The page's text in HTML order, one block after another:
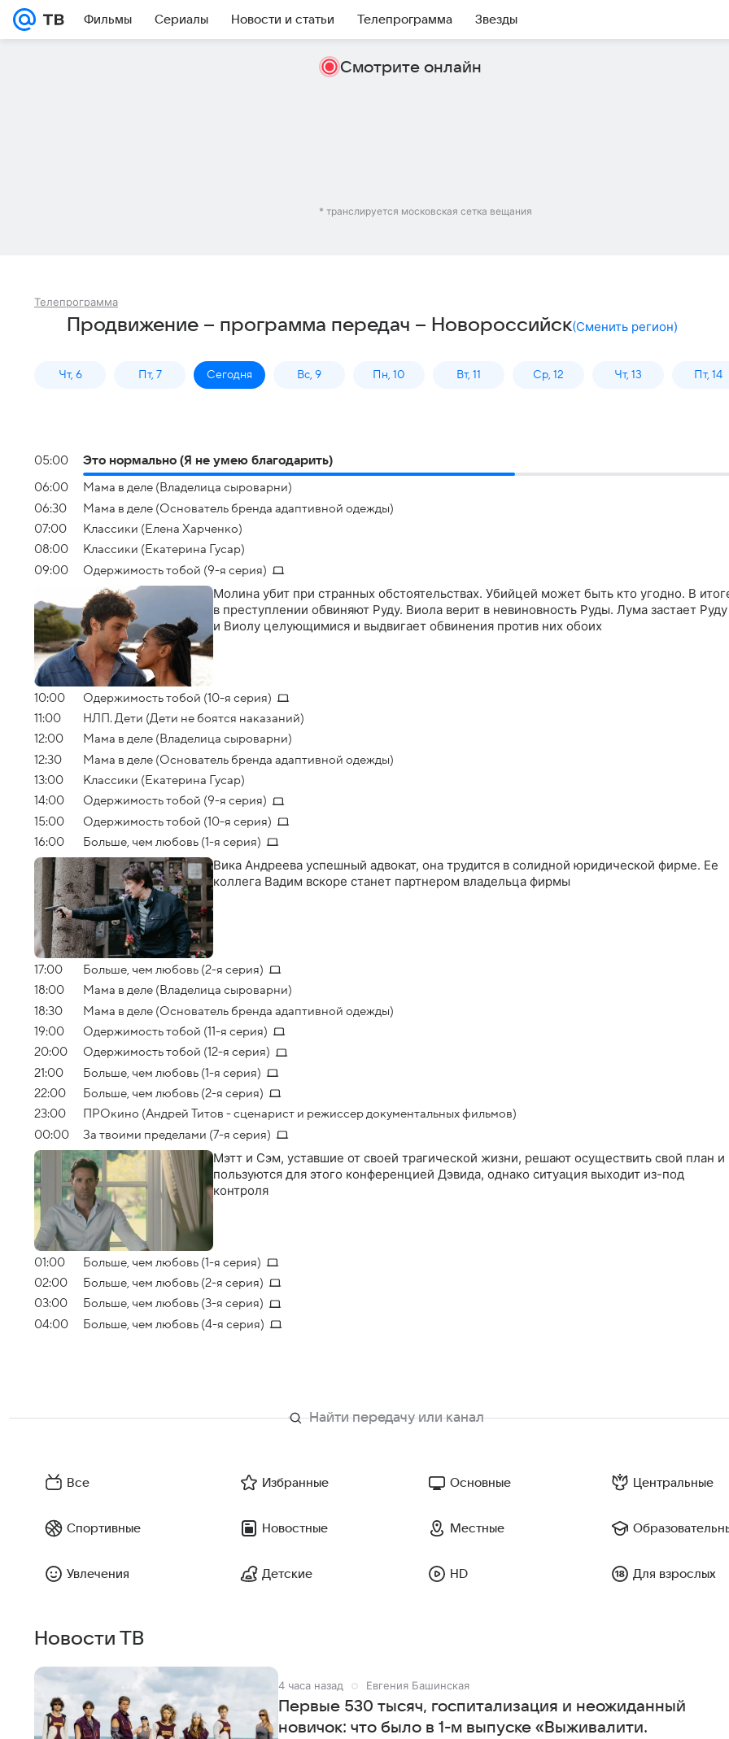
Фильмы Сериалы Новости и статьи Телепрограмма Звезды
Смотрите онлайн
* транслируется московская сетка вещания
Телепрограмма
Продвижение – программа передач – Новороссийск(Сменить регион)
Чт, 6 Пт, 7 Сегодня Вс, 9 Пн, 10 Вт, 11 Ср, 12 Чт, 13 Пт, 14
05:00 Это нормально (Я не умею благодарить)
06:00
Мама в деле (Владелица сыроварни)
06:30
Мама в деле (Основатель бренда адаптивной одежды)
07:00
Классики (Елена Харченко)
08:00
Классики (Екатерина Гусар)
09:00
Одержимость тобой (9-я серия)
Молина убит при странных обстоятельствах. Убийцей может быть кто угодно. В
в преступлении обвиняют Руду. Виола верит в невиновность Руды. Лума застает Руду
и Виолу целующимися и выдвигает обвинения против них обоих
10:00
Одержимость тобой (10-я серия)
11:00
НЛП. Дети (Дети не боятся наказаний)
12:00
Мама в деле (Владелица сыроварни)
12:30
Мама в деле (Основатель бренда адаптивной одежды)
13:00
Классики (Екатерина Гусар)
14:00
Одержимость тобой (9-я серия)
15:00
Одержимость тобой (10-я серия)
16:00
Больше, чем любовь (1-я серия)
Вика Андреева успешный адвокат, она трудится в солидной юридической фирме. Ее
коллега Вадим вскоре станет партнером владельца фирмы
17:00
Больше, чем любовь (2-я серия)
18:00
Мама в деле (Владелица сыроварни)
18:30
Мама в деле (Основатель бренда адаптивной одежды)
19:00
Одержимость тобой (11-я серия)
20:00
Одержимость тобой (12-я серия)
21:00
Больше, чем любовь (1-я серия)
22:00
Больше, чем любовь (2-я серия)
23:00
ПРОкино (Андрей Титов - сценарист и режиссер документальных фильмов)
00:00
За твоими пределами (7-я серия)
Мэтт и Сэм, уставшие от своей трагической жизни, решают осуществить свой план и
пользуются для этого конференцией Дэвида, однако ситуация выходит из-под
контроля
01:00
Больше, чем любовь (1-я серия)
02:00
Больше, чем любовь (2-я серия)
03:00
Больше, чем любовь (3-я серия)
04:00
Больше, чем любовь (4-я серия)
Все Избранные Основные Центральные
Спортивные Новостные Местные
Увлечения Детские HD Для взрослых
Новости ТВ
4 часа назад Евгения Башинская
Первые 530 тысяч, госпитализация и неожиданный
новичок: что было в 1-м выпуске «Выживалити.